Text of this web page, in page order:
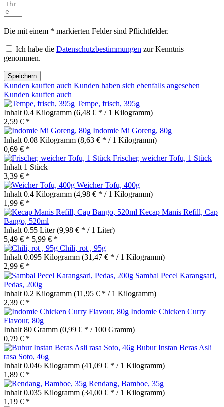
Die mit einem * markierten Felder sind Pflichtfelder.
Ich habe die Datenschutzbestimmungen zur Kenntnis
genommen.
Speichern
Kunden kauften auch Kunden haben sich ebenfalls angesehen
Kunden kauften auch
Tempe, frisch, 395g
Inhalt 0.4 Kilogramm (6,48 € * / 1 Kilogramm)
2,59 € *
Indomie Mi Goreng, 80g
Inhalt 0.08 Kilogramm (8,63 € * / 1 Kilogramm)
0,69 € *
Frischer, weicher Tofu, 1 Stück
Inhalt 1 Stück
3,39 € *
Weicher Tofu, 400g
Inhalt 0.4 Kilogramm (4,98 € * / 1 Kilogramm)
1,99 € *
Kecap Manis Refill, Cap
Bango, 520ml
Inhalt 0.55 Liter(9,98 € * / 1 Liter)
5,49 € * 5,99 € *
Chili, rot , 95g
Inhalt 0.095 Kilogramm (31,47 € * / 1 Kilogramm)
2,99 € *
Sambal Pecel Karangsari,
Pedas, 200g
Inhalt 0.2 Kilogramm (11,95 € * / 1 Kilogramm)
2,39 € *
Indomie Chicken Curry
Flavour, 80g
Inhalt 80 Gramm (0,99 € * / 100 Gramm)
0,79 € *
Bubur Instan Beras Asli
rasa Soto, 46g
Inhalt 0.046 Kilogramm (41,09 € * / 1 Kilogramm)
1,89 € *
Rendang, Bamboe, 35g
Inhalt 0.035 Kilogramm (34,00 € * / 1 Kilogramm)
1,19 € *